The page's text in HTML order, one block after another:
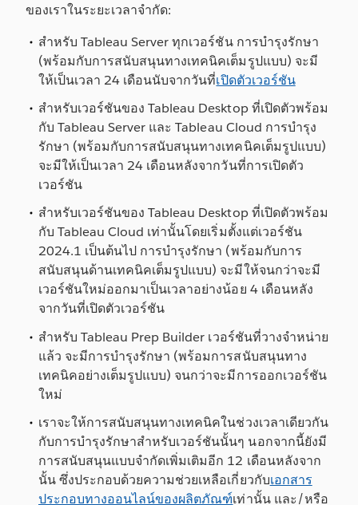
ของเราในระยะเวลาจำกัด:
สำหรับ Tableau Server ทุกเวอร์ชัน การบำรุงรักษา
(พร้อมกับการสนับสนุนทางเทคนิคเต็มรูปแบบ) จะมี
ให้เป็นเวลา 24 เดือนนับจากวันที่เปิดตัวเวอร์ชัน
สำหรับเวอร์ชันของ Tableau Desktop ที่เปิดตัวพร้อม
กับ Tableau Server และ Tableau Cloud การบำรุง
รักษา (พร้อมกับการสนับสนุนทางเทคนิคเต็มรูปแบบ)
จะมีให้เป็นเวลา 24 เดือนหลังจากวันที่การเปิดตัว
เวอร์ชัน
สำหรับเวอร์ชันของ Tableau Desktop ที่เปิดตัวพร้อม
กับ Tableau Cloud เท่านั้นโดยเริ่มตั้งแต่เวอร์ชัน
2024.1 เป็นต้นไป การบำรุงรักษา (พร้อมกับการ
สนับสนุนด้านเทคนิคเต็มรูปแบบ) จะมีให้จนกว่าจะมี
เวอร์ชันใหม่ออกมาเป็นเวลาอย่างน้อย 4 เดือนหลัง
จากวันที่เปิดตัวเวอร์ชัน
สำหรับ Tableau Prep Builder เวอร์ชันที่วางจำหน่าย
แล้ว จะมีการบำรุงรักษา (พร้อมการสนับสนุนทาง
เทคนิคอย่างเต็มรูปแบบ) จนกว่าจะมีการออกเวอร์ชัน
ใหม่
เราจะให้การสนับสนุนทางเทคนิคในช่วงเวลาเดียวกัน
กับการบำรุงรักษาสำหรับเวอร์ชันนั้นๆ นอกจากนี้ยังมี
การสนับสนุนแบบจำกัดเพิ่มเติมอีก 12 เดือนหลังจาก
นั้น ซึ่งประกอบด้วยความช่วยเหลือเกี่ยวกับเอกสาร
ประกอบทางออนไลน์ของผลิตภัณฑ์เท่านั้น และ/หรือ